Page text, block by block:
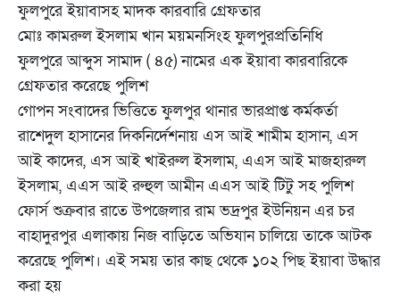
ফুলপুরে ইয়াবাসহ মাদক কারবারি গ্রেফতার
মোঃ কামরুল ইসলাম খান ময়মনসিংহ ফুলপুরপ্রতিনিধি
ফুলপুরে আব্দুস সামাদ ( ৪৫) নামের এক ইয়াবা কারবারিকে
গ্রেফতার করেছে পুলিশ
গোপন সংবাদের ভিত্তিতে ফুলপুর থানার ভারপ্রাপ্ত কর্মকর্তা
রাশেদুল হাসানের দিকনির্দেশনায় এস আই শামীম হাসান, এস
আই কাদের, এস আই খাইরুল ইসলাম, এএস আই মাজহারুল
ইসলাম, এএস আই রুহুল আমীন এএস আই টিটু সহ পুলিশ
ফোর্স শুক্রবার রাতে উপজেলার রাম ভদ্রপুর ইউনিয়ন এর চর
বাহাদুরপুর এলাকায় নিজ বাড়িতে অভিযান চালিয়ে তাকে আটক
করেছে পুলিশ। এই সময় তার কাছ থেকে ১০২ পিছ ইয়াবা উদ্ধার
করা হয়